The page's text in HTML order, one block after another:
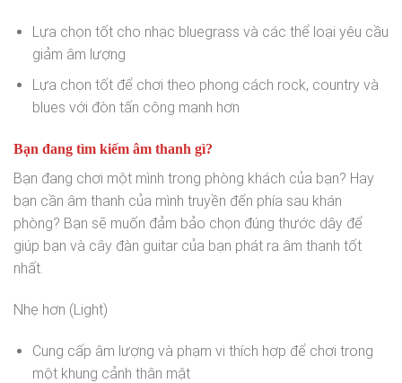
Lựa chọn tốt cho nhạc bluegrass và các thể loại yêu cầu
giảm âm lượng
Lựa chọn tốt để chơi theo phong cách rock, country và
blues với đòn tấn công mạnh hơn
Bạn đang tìm kiếm âm thanh gì?
Bạn đang chơi một mình trong phòng khách của bạn? Hay
bạn cần âm thanh của mình truyền đến phía sau khán
phòng? Bạn sẽ muốn đảm bảo chọn đúng thước dây để
giúp bạn và cây đàn guitar của bạn phát ra âm thanh tốt
nhất.
Nhẹ hơn (Light)
Cung cấp âm lượng và phạm vi thích hợp để chơi trong
một khung cảnh thân mật